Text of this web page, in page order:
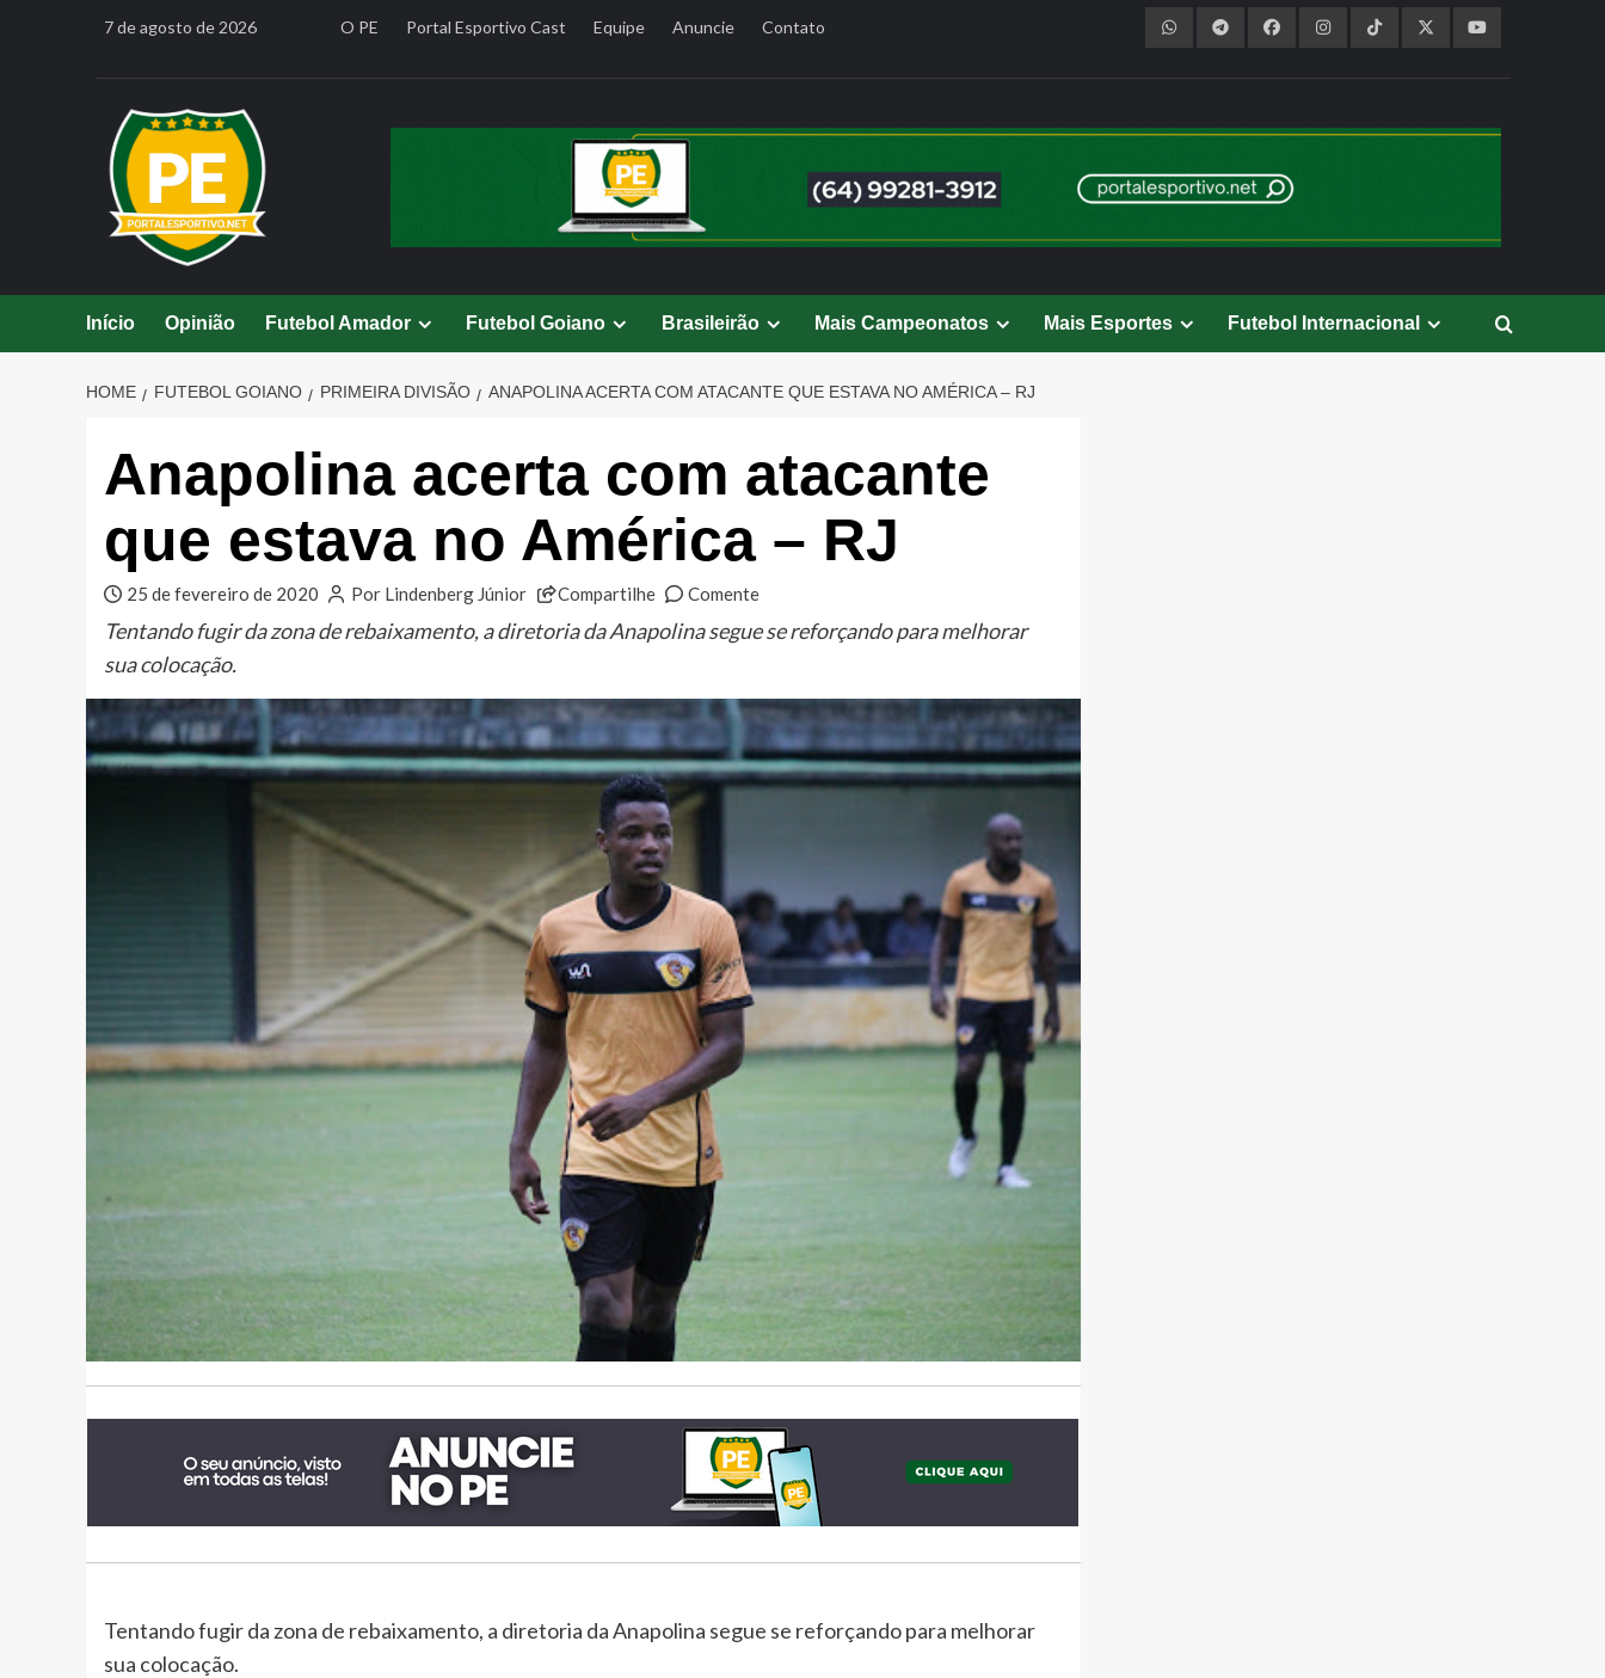
7 de agosto de 2026 O PE Portal Esportivo Cast Equipe Anuncie Contato
Início Opinião Futebol Amador Futebol Goiano Brasileirão Mais Campeonatos Mais Esportes Futebol Internacional
HOME FUTEBOL GOIANO PRIMEIRA DIVISÃO ANAPOLINA ACERTA COM ATACANTE QUE ESTAVA NO AMÉRICA – RJ
Anapolina acerta com atacante
que estava no América – RJ
25 de fevereiro de 2020 Por Lindenberg Júnior Compartilhe Comente
Tentando fugir da zona de rebaixamento, a diretoria da Anapolina segue se reforçando para melhorar
sua colocação.
Tentando fugir da zona de rebaixamento, a diretoria da Anapolina segue se reforçando para melhorar
sua colocação.